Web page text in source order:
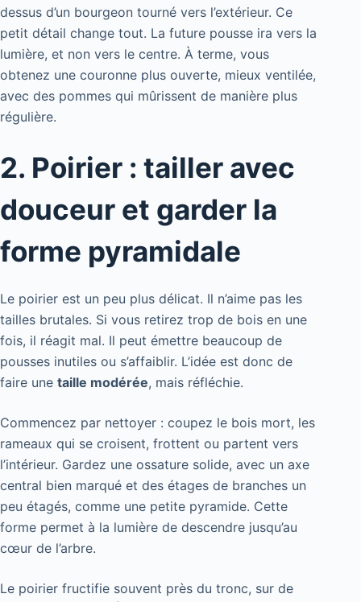
dessus d’un bourgeon tourné vers l’extérieur. Ce
petit détail change tout. La future pousse ira vers la
lumière, et non vers le centre. À terme, vous
obtenez une couronne plus ouverte, mieux ventilée,
avec des pommes qui mûrissent de manière plus
régulière.
2. Poirier : tailler avec
douceur et garder la
forme pyramidale
Le poirier est un peu plus délicat. Il n’aime pas les
tailles brutales. Si vous retirez trop de bois en une
fois, il réagit mal. Il peut émettre beaucoup de
pousses inutiles ou s’affaiblir. L’idée est donc de
faire une taille modérée, mais réfléchie.
Commencez par nettoyer : coupez le bois mort, les
rameaux qui se croisent, frottent ou partent vers
l’intérieur. Gardez une ossature solide, avec un axe
central bien marqué et des étages de branches un
peu étagés, comme une petite pyramide. Cette
forme permet à la lumière de descendre jusqu’au
cœur de l’arbre.
Le poirier fructifie souvent près du tronc, sur de